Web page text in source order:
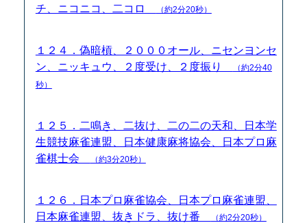
チ、ニコニコ、二コロ
（約2分20秒）
１２４．偽暗槓、２０００オール、ニセンヨンセ
ン、ニッキュウ、２度受け、２度振り
（約2分40
秒）
１２５．二鳴き、二抜け、二の二の天和、日本学
生競技麻雀連盟、日本健康麻将協会、日本プロ麻
雀棋士会
（約3分20秒）
１２６．日本プロ麻雀協会、日本プロ麻雀連盟、
日本麻雀連盟、抜きドラ、抜け番
（約2分20秒）